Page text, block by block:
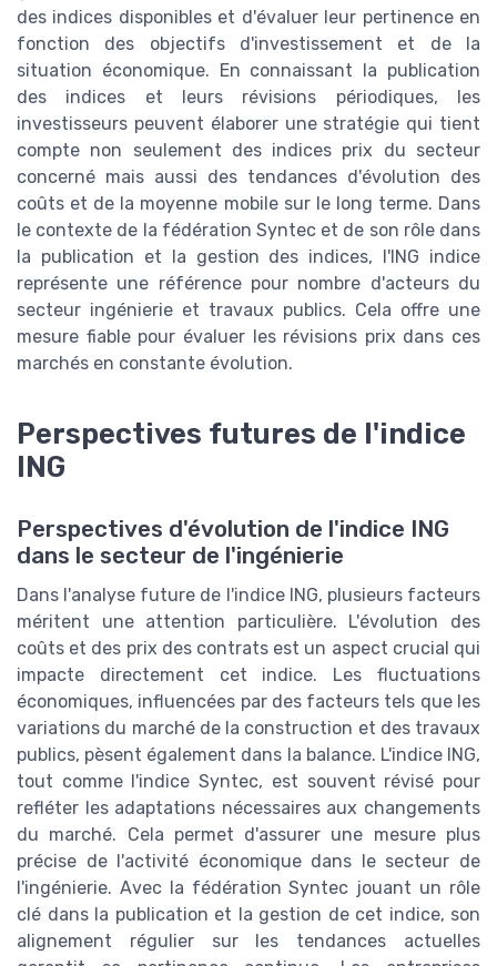
des indices disponibles et d'évaluer leur pertinence en
fonction des objectifs d'investissement et de la
situation économique. En connaissant la publication
des indices et leurs révisions périodiques, les
investisseurs peuvent élaborer une stratégie qui tient
compte non seulement des indices prix du secteur
concerné mais aussi des tendances d'évolution des
coûts et de la moyenne mobile sur le long terme. Dans
le contexte de la fédération Syntec et de son rôle dans
la publication et la gestion des indices, l'ING indice
représente une référence pour nombre d'acteurs du
secteur ingénierie et travaux publics. Cela offre une
mesure fiable pour évaluer les révisions prix dans ces
marchés en constante évolution.
Perspectives futures de l'indice
ING
Perspectives d'évolution de l'indice ING
dans le secteur de l'ingénierie
Dans l'analyse future de l'indice ING, plusieurs facteurs
méritent une attention particulière. L'évolution des
coûts et des prix des contrats est un aspect crucial qui
impacte directement cet indice. Les fluctuations
économiques, influencées par des facteurs tels que les
variations du marché de la construction et des travaux
publics, pèsent également dans la balance. L'indice ING,
tout comme l'indice Syntec, est souvent révisé pour
refléter les adaptations nécessaires aux changements
du marché. Cela permet d'assurer une mesure plus
précise de l'activité économique dans le secteur de
l'ingénierie. Avec la fédération Syntec jouant un rôle
clé dans la publication et la gestion de cet indice, son
alignement régulier sur les tendances actuelles